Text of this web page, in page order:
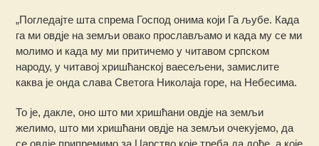
„Погледајте шта спрема Господ онима који Га љубе. Када
га ми овдје на земљи овако прослављамо и када му се ми
молимо и када му ми притичемо у читавом српском
народу, у читавој хришћанској ваесељени, замислите
каква је онда слава Светога Николаја горе, на Небесима.
То је, дакле, оно што ми хришћани овдје на земљи
желимо, што ми хришћани овдје на земљи очекујемо, да